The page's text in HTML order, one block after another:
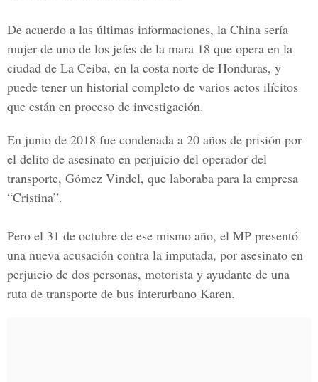
De acuerdo a las últimas informaciones, la China sería
mujer de uno de los jefes de la mara 18 que opera en la
ciudad de La Ceiba, en la costa norte de Honduras, y
puede tener un historial completo de varios actos ilícitos
que están en proceso de investigación.
En junio de 2018 fue condenada a 20 años de prisión por
el delito de asesinato en perjuicio del operador del
transporte, Gómez Vindel, que laboraba para la empresa
“Cristina”.
Pero el 31 de octubre de ese mismo año, el MP presentó
una nueva acusación contra la imputada, por asesinato en
perjuicio de dos personas, motorista y ayudante de una
ruta de transporte de bus interurbano Karen.